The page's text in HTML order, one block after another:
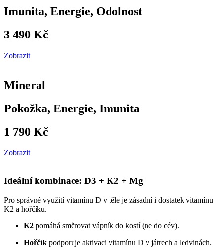
Imunita, Energie, Odolnost
3 490 Kč
Zobrazit
Mineral
Pokožka, Energie, Imunita
1 790 Kč
Zobrazit
Ideální kombinace: D3 + K2 + Mg
Pro správné využití vitamínu D v těle je zásadní i dostatek vitamínu
K2 a hořčíku.
K2 pomáhá směrovat vápník do kostí (ne do cév).
Hořčík podporuje aktivaci vitamínu D v játrech a ledvinách.